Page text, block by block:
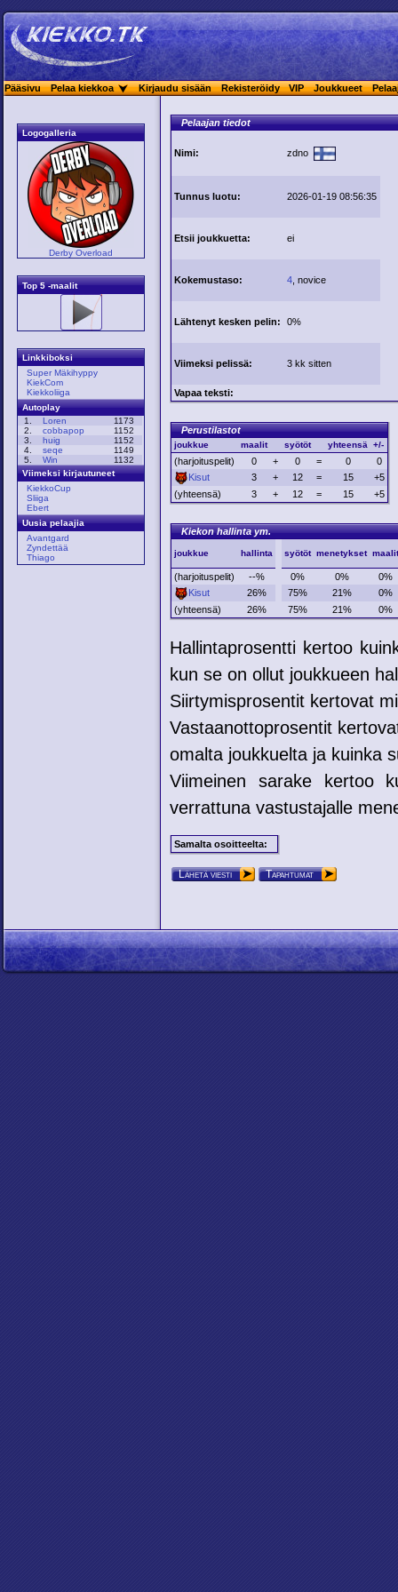
Pääsivu Pelaa kiekkoa Kirjaudu sisään Rekisteröidy VIP Joukkueet
Logogalleria
Derby Overload
Top 5 -maalit
Linkkiboksi
Super Mäkihyppy
KiekCom
Kiekkoliiga
Autoplay
1.
Loren
1173
2.
cobbapop
1152
3.
huig
1152
4.
seqe
1149
5.
Win
1132
Viimeksi kirjautuneet
KiekkoCup
Sliiga
Ebert
Uusia pelaajia
Avantgard
Zyndettää
Thiago
Pelaajan tiedot
Nimi: zdno
Tunnus luotu: 2026-01-19 08:56:35
Etsii joukkuetta: ei
Kokemustaso: 4 , novice
Lähtenyt kesken pelin: 0%
Viimeksi pelissä: 3 kk sitten
Vapaa teksti:
Perustilastot
joukkue maalit syötöt yhteensä +/-
(harjoituspelit) 0 + 0 = 0
0
Kisut
3 + 12 = 15
+5
(yhteensä)
3 + 12 = 15 +5
Kiekon hallinta ym.
joukkue hallinta syötöt menetykset maalit
(harjoituspelit) --% 0% 0%
0%
Kisut
26% 75% 21%
0%
(yhteensä)
26% 75% 21% 0%
Hallintaprosentti kertoo
kun se on ollut joukkueen
Siirtymisprosentit kertovat
Vastaanottoprosentit
omalta joukkuelta ja kuinka
Viimeinen sarake kertoo
verrattuna vastustajalle
Samalta osoitteelta:
Lähetä viesti Tapahtumat